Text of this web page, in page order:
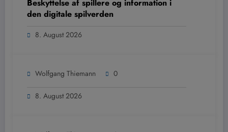
Beskyttelse af spillere og information i
den digitale spilverden
8. August 2026
Wolfgang Thiemann 0
8. August 2026